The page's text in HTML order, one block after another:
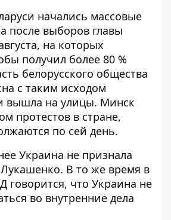
начались массовые
после выборов главы
на которых
получил более 80 %
белорусского общества
с таким исходом
вышла на улицы. Минск
протестов в стране,
по сей день.
Украина не признала
. В то же время в
говорится, что Украина не
во внутренние дела